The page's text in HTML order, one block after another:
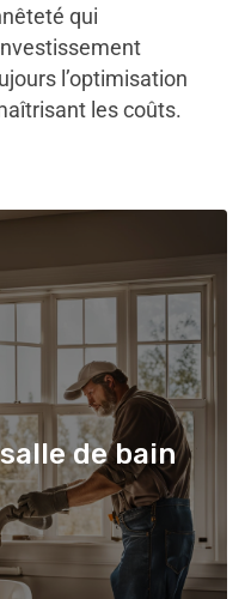
qui
l’optimisation
les coûts.
de bain